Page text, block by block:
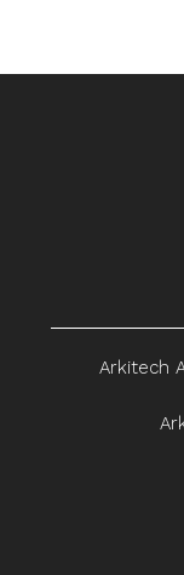
Arkitech